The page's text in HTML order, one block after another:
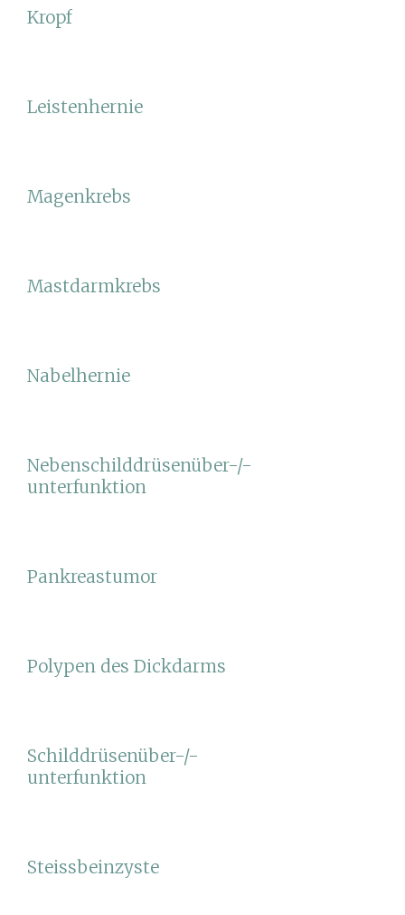
Kropf
Leistenhernie
Magenkrebs
Mastdarmkrebs
Nabelhernie
Nebenschilddrüsenüber-/-
unterfunktion
Pankreastumor
Polypen des Dickdarms
Schilddrüsenüber-/-
unterfunktion
Steissbeinzyste